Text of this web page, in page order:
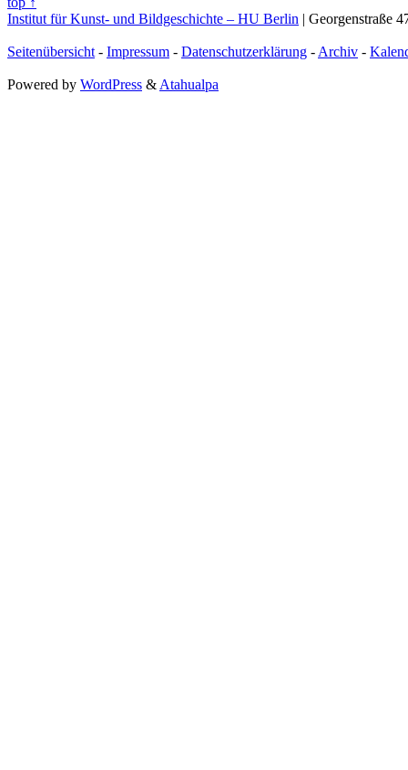
Institut für Kunst- und Bildgeschichte – HU Berlin | Georgenstraße
Seitenübersicht - Impressum - Datenschutzerklärung - Archiv -
Powered by WordPress & Atahualpa